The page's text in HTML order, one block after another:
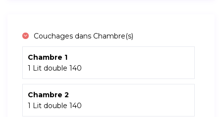
Couchages dans Chambre(s)
Chambre 1
1 Lit double 140
Chambre 2
1 Lit double 140